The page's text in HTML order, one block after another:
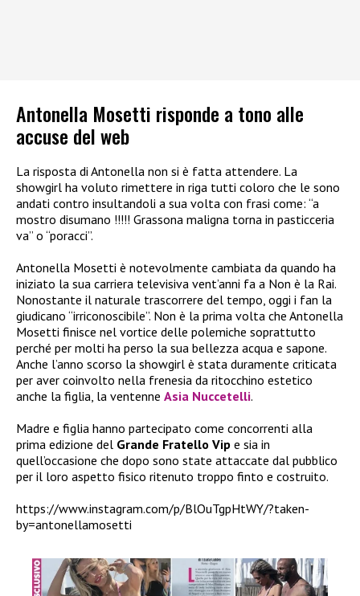
Antonella Mosetti risponde a tono alle
accuse del web
La risposta di Antonella non si è fatta attendere. La
showgirl ha voluto rimettere in riga tutti coloro che le sono
andati contro insultandoli a sua volta con frasi come: “a
mostro disumano !!!!! Grassona maligna torna in pasticceria
va” o “poracci”.
Antonella Mosetti è notevolmente cambiata da quando ha
iniziato la sua carriera televisiva vent’anni fa a Non è la Rai.
Nonostante il naturale trascorrere del tempo, oggi i fan la
giudicano “irriconoscibile”. Non è la prima volta che Antonella
Mosetti finisce nel vortice delle polemiche soprattutto
perché per molti ha perso la sua bellezza acqua e sapone.
Anche l’anno scorso la showgirl è stata duramente criticata
per aver coinvolto nella frenesia da ritocchino estetico
anche la figlia, la ventenne Asia Nuccetelli.
Madre e figlia hanno partecipato come concorrenti alla
prima edizione del Grande Fratello Vip e sia in
quell’occasione che dopo sono state attaccate dal pubblico
per il loro aspetto fisico ritenuto troppo finto e costruito.
https://www.instagram.com/p/BlOuTgpHtWY/?taken-
by=antonellamosetti